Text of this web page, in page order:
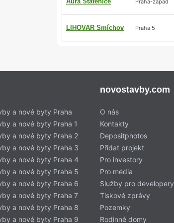
LIHOVAR Smíchov Praha 5
a nové byty Praha
a nové byty Praha 1
a nové byty Praha 2
a nové byty Praha 3
a nové byty Praha 4
a nové byty Praha 5
a nové byty Praha 6
a nové byty Praha 7
a nové byty Praha 8
a nové byty Praha 9
novostavby.com
O nás
Kontakty
Depositphotos
Přidat projekt
Pro investory
Pro média
Služby pro developery
Tiskové zprávy
Pozemky
Rodinné domy